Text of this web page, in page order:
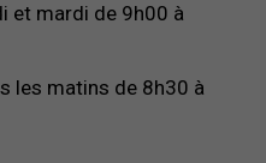
et mardi de 9h00 à
les matins de 8h30 à